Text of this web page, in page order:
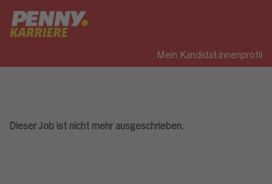
Mein Kandidat:innenprofil
Dieser Job ist nicht mehr ausgeschrieben.